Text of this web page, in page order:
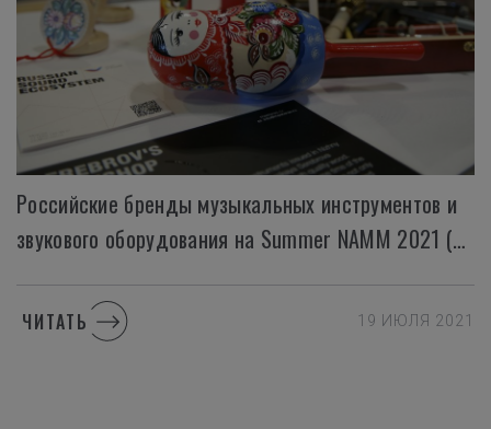
Российские бренды музыкальных инструментов и
звукового оборудования на Summer NAMM 2021 (Nashville)
ЧИТАТЬ 19 ИЮЛЯ 2021